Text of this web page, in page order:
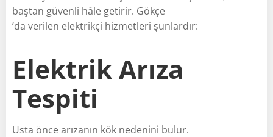
baştan güvenli hâle getirir. Gökçe
’da verilen elektrikçi hizmetleri şunlardır:
Elektrik Arıza
Tespiti
Usta önce arızanın kök nedenini bulur.